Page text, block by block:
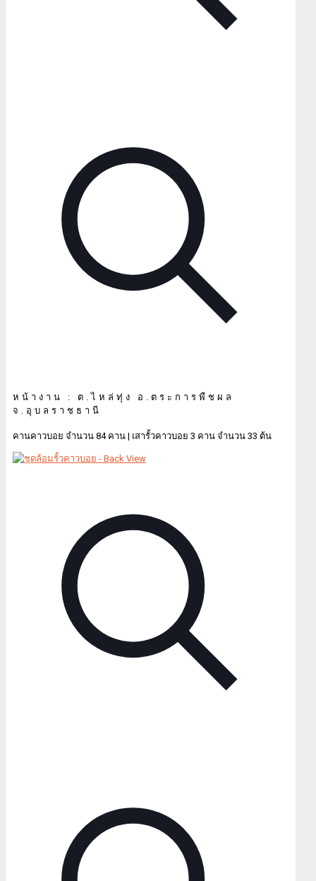
หน้างาน : ต.ไหล่ทุ่ง อ.ตระการพืชผล
จ.อุบลราชธานี
คานคาวบอย จำนวน 84 คาน | เสารั้วคาวบอย 3 คาน จำนวน 33 ต้น